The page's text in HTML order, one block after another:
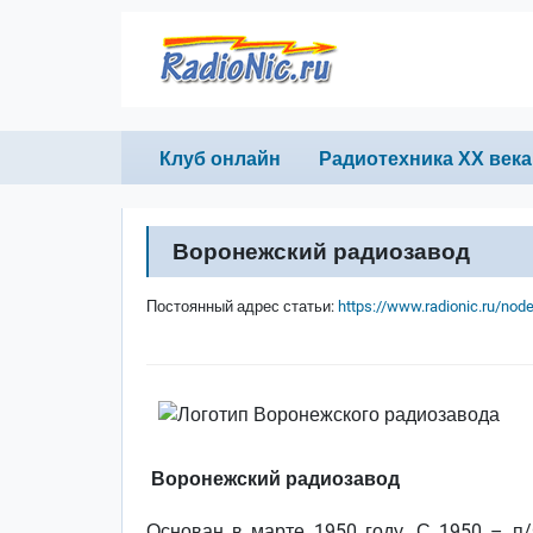
Primary links
Клуб онлайн Радиотехника ХХ века
Воронежский радиозавод
Постоянный адрес статьи: https://www.radionic.ru/
Воронежский радиозавод